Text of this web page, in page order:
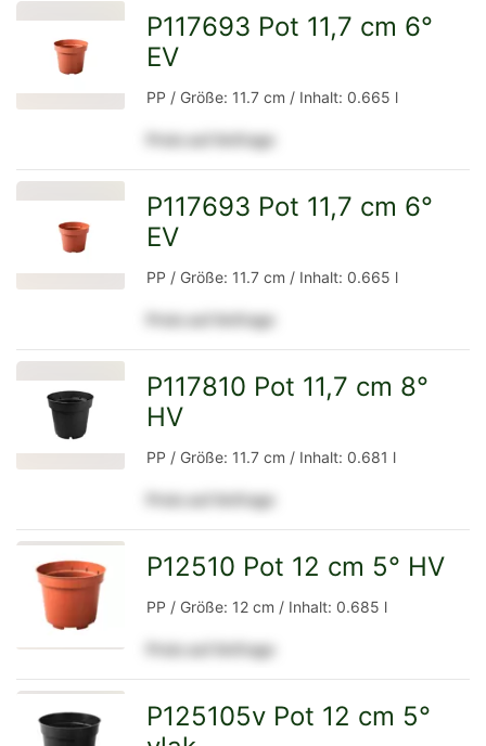
P117693 Pot 11,7 cm 6°
EV
PP / Größe: 11.7 cm / Inhalt: 0.665 l
Preis auf Anfrage
P117693 Pot 11,7 cm 6°
EV
PP / Größe: 11.7 cm / Inhalt: 0.665 l
Preis auf Anfrage
P117810 Pot 11,7 cm 8°
HV
PP / Größe: 11.7 cm / Inhalt: 0.681 l
Preis auf Anfrage
Detailseite
P12510 Pot 12 cm 5° HV
PP / Größe: 12 cm / Inhalt: 0.685 l
Preis auf Anfrage
P125105v Pot 12 cm 5°